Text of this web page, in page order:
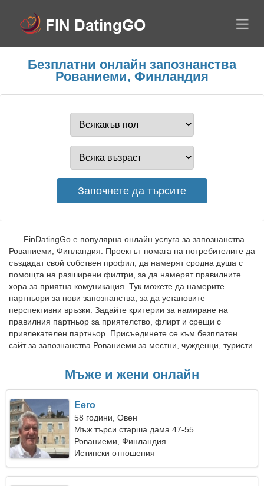
Безплатни онлайн запознанства
Рованиеми, Финландия
FinDatingGo е популярна онлайн услуга за запознанства
Рованиеми, Финландия. Проектът помага на потребителите да
създадат свой собствен профил, да намерят сродна душа с
помощта на разширени филтри, за да намерят правилните
хора за приятна комуникация. Тук можете да намерите
партньори за нови запознанства, за да установите
перспективни връзки. Задайте критерии за намиране на
правилния партньор за приятелство, флирт и срещи с
привлекателен партньор. Присъединете се към безплатен
сайт за запознанства Рованиеми за местни, чужденци, туристи.
Мъже и жени онлайн
Eero
58 години, Овен
Мъж търси старша дама 47-55
Рованиеми, Финландия
Истински отношения